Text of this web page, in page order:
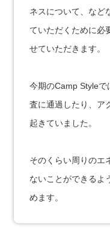
ネスについて、など
ていただくために必
せていただきます。
今期のCamp Styleで
査に通過したり、ア
起きていました。
そのくらい周りのエ
ないことができるよ
めます。